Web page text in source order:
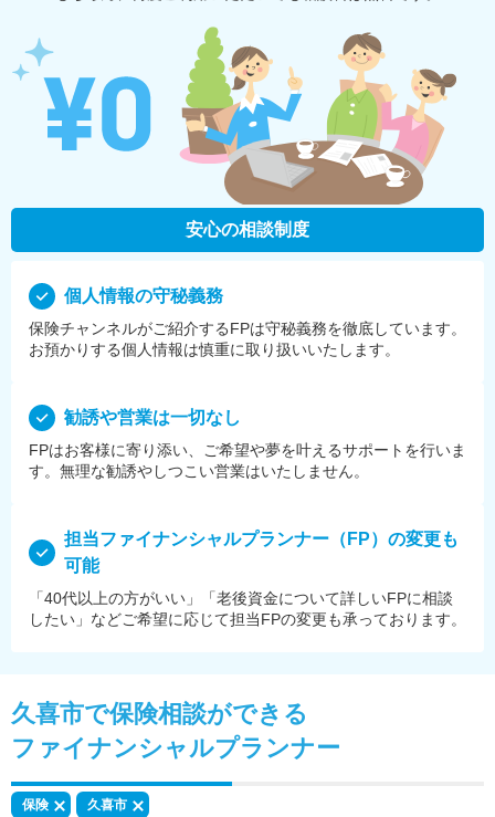
安心の相談制度
個⼈情報の守秘義務
保険チャンネルがご紹介するFPは守秘義務を徹底しています。
お預かりする個⼈情報は慎重に取り扱いいたします。
勧誘や営業は⼀切なし
FPはお客様に寄り添い、ご希望や夢を叶えるサポートを⾏いま
す。無理な勧誘やしつこい営業はいたしません。
担当ファイナンシャルプランナー（FP）の変更も
可能
「40代以上の方がいい」「老後資金について詳しいFPに相談
したい」などご希望に応じて担当FPの変更も承っております。
久喜市で保険相談ができる
ファイナンシャルプランナー
保険 久喜市